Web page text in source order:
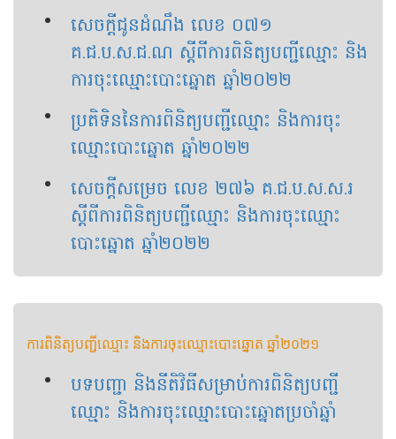
សេចក្តីជូនដំណឹង លេខ ០៧១
គ.ជ.ប.ស.ជ.ណ ស្តីពីការពិនិត្យបញ្ជីឈ្មោះ និង
ការចុះឈ្មោះបោះឆ្នោត ឆ្នាំ២០២២
ប្រតិទិននៃការពិនិត្យបញ្ជីឈ្មោះ និងការចុះ
ឈ្មោះបោះឆ្នោត ឆ្នាំ២០២២
សេចក្ដីសម្រេច លេខ ២៧៦ គ.ជ.ប.ស.ស.រ
ស្ដីពីការពិនិត្យបញ្ជីឈ្មោះ និងការចុះឈ្មោះ
បោះឆ្នោត ឆ្នាំ២០២២
ការពិនិត្យបញ្ជីឈ្មោះ និងការចុះឈ្មោះបោះឆ្នោត ឆ្នាំ២០២១
បទបញ្ជា និងនីតិវិធីសម្រាប់ការពិនិត្យបញ្ជី
ឈ្មោះ និងការចុះឈ្មោះបោះឆ្នោតប្រចាំឆ្នាំ